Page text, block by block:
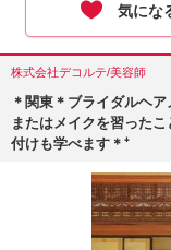
気にな
株式会社デコルテ/美容師
＊関東＊ブライダルヘ
またはメイクを習った
付けも学べます＊⁺